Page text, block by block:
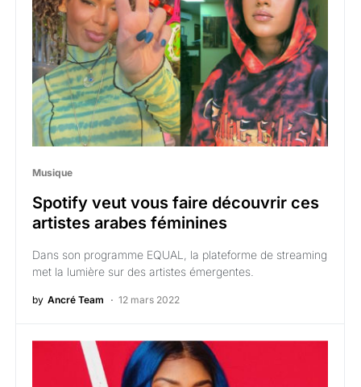
Musique
Spotify veut vous faire découvrir ces
artistes arabes féminines
Dans son programme EQUAL, la plateforme de streaming
met la lumière sur des artistes émergentes.
by Ancré Team 12 mars 2022